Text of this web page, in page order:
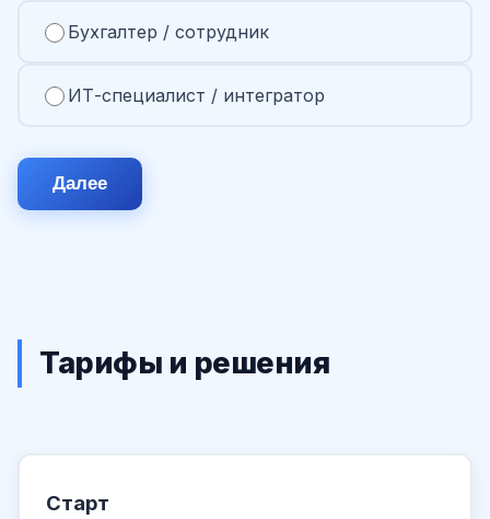
Бухгалтер / сотрудник
ИТ-специалист / интегратор
Далее
Тарифы и решения
Старт